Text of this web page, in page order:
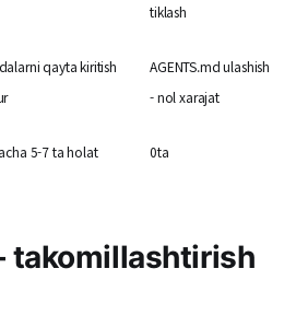
tiklash
qayta kiritish
AGENTS.md ulashish
- nol xarajat
5-7 ta holat 0ta
takomillashtirish